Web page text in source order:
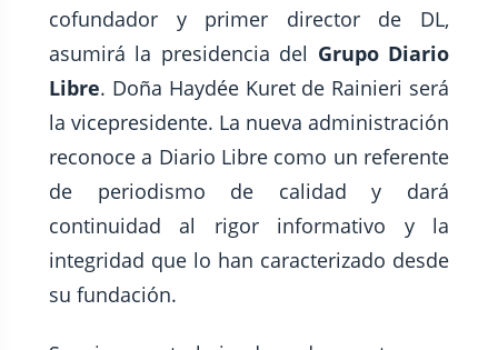
cofundador y primer director de DL,
asumirá la presidencia del Grupo Diario
Libre. Doña Haydée Kuret de Rainieri será
la vicepresidente. La nueva administración
reconoce a Diario Libre como un referente
de periodismo de calidad y dará
continuidad al rigor informativo y la
integridad que lo han caracterizado desde
su fundación.